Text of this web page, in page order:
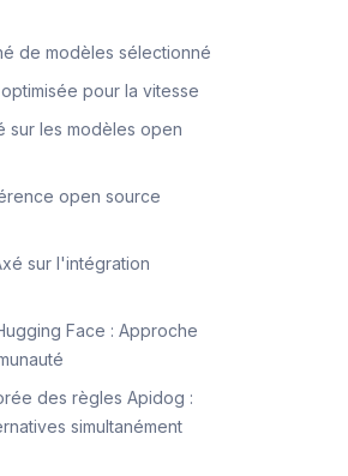
de modèles sélectionné
pour la vitesse
sur les modèles open
open source
sur l'intégration
Face : Approche
des règles Apidog :
simultanément